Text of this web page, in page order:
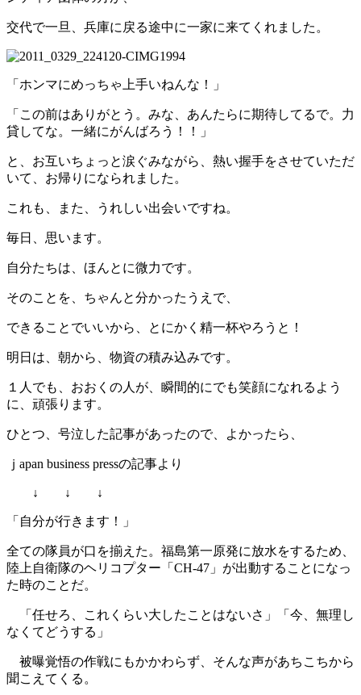
交代で一旦、兵庫に戻る途中に一家に来てくれました。
「ホンマにめっちゃ上手いねんな！」
「この前はありがとう。みな、あんたらに期待してるで。力
貸してな。一緒にがんばろう！！」
と、お互いちょっと涙ぐみながら、熱い握手をさせていただ
いて、お帰りになられました。
これも、また、うれしい出会いですね。
毎日、思います。
自分たちは、ほんとに微力です。
そのことを、ちゃんと分かったうえで、
できることでいいから、とにかく精一杯やろうと！
明日は、朝から、物資の積み込みです。
１人でも、おおくの人が、瞬間的にでも笑顔になれるよう
に、頑張ります。
ひとつ、号泣した記事があったので、よかったら、
ｊapan business pressの記事より
↓ ↓ ↓
「自分が行きます！」
全ての隊員が口を揃えた。福島第一原発に放水をするため、
陸上自衛隊のヘリコプター「CH-47」が出動することになっ
た時のことだ。
「任せろ、これくらい大したことはないさ」「今、無理し
なくてどうする」
被曝覚悟の作戦にもかかわらず、そんな声があちこちから
聞こえてくる。